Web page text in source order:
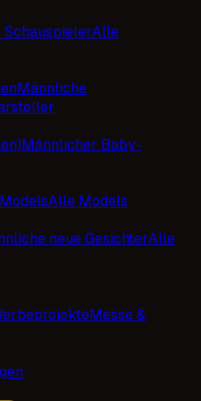
Alle
Männliche
Männlicher Baby-
Alle Models
neue GesichterAlle
Messe &